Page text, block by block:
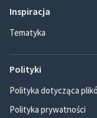
Inspiracja
Tematyka
Polityki
Polityka dotycząca
Polityka prywatności